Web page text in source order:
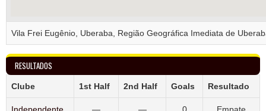
Vila Frei Eugênio, Uberaba, Região Geográfica Imediata de
RESULTADOS
Clube 1st Half 2nd Half Goals Resultado